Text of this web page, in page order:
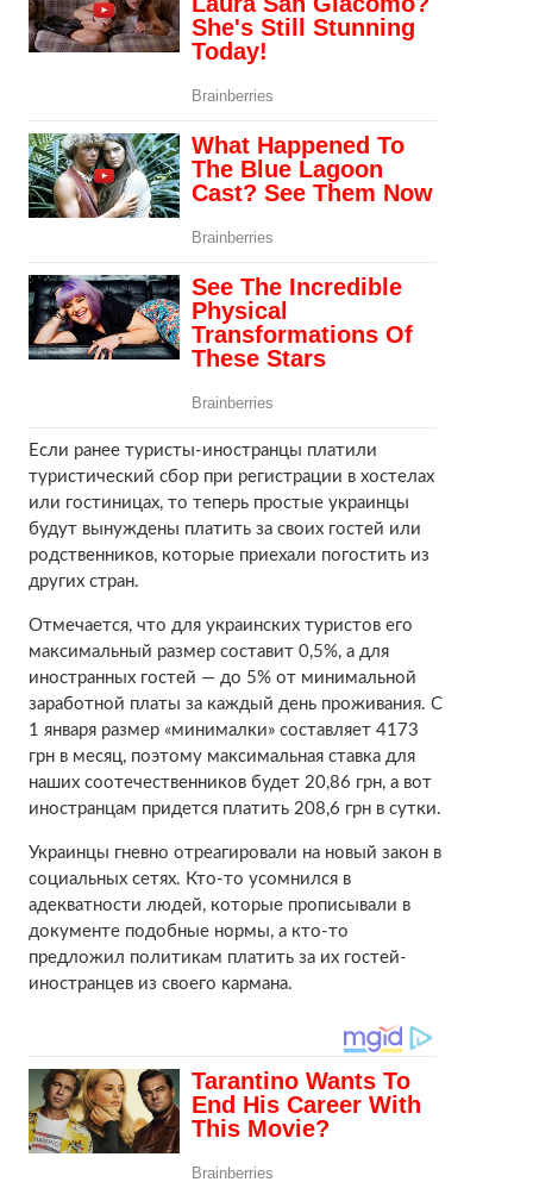
Если ранее туристы-иностранцы платили
туристический сбор при регистрации в хостелах
или гостиницах, то теперь простые украинцы
будут вынуждены платить за своих гостей или
родственников, которые приехали погостить из
других стран.
Отмечается, что для украинских туристов его
максимальный размер составит 0,5%, а для
иностранных гостей — до 5% от минимальной
заработной платы за каждый день проживания. С
1 января размер «минималки» составляет 4173
грн в месяц, поэтому максимальная ставка для
наших соотечественников будет 20,86 грн, а вот
иностранцам придется платить 208,6 грн в сутки.
Украинцы гневно отреагировали на новый закон в
социальных сетях. Кто-то усомнился в
адекватности людей, которые прописывали в
документе подобные нормы, а кто-то
предложил политикам платить за их гостей-
иностранцев из своего кармана.